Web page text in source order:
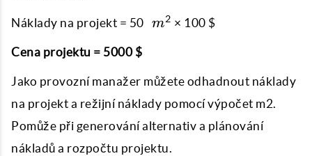
Náklady na projekt = 50
\m2 × 100 $
Cena projektu = 5000 $
Jako provozní manažer můžete odhadnout náklady
na projekt a režijní náklady pomocí výpočet m2.
Pomůže při generování alternativ a plánování
nákladů a rozpočtu projektu.